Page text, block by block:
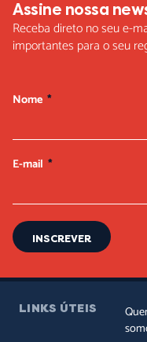
Assine nossa
Receba direto no seu e-
importantes para o seu
Nome
E-mail
INSCREVER
LINKS ÚTEIS